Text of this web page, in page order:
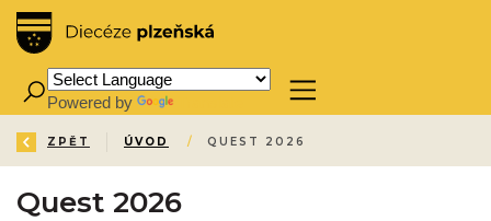
Powered by
ZPĚT ÚVOD / QUEST 2026
Quest 2026